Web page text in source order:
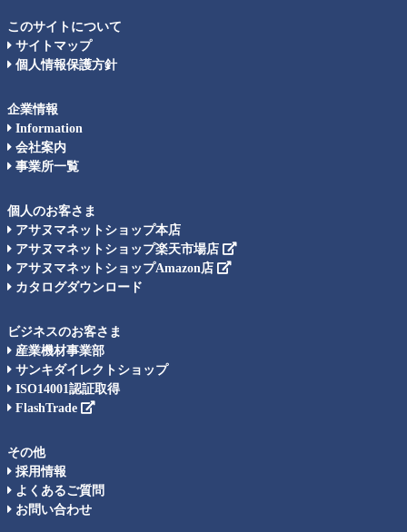
このサイトについて
サイトマップ
個人情報保護方針
企業情報
Information
会社案内
事業所一覧
個人のお客さま
アサヌマネットショップ本店
アサヌマネットショップ楽天市場店
アサヌマネットショップAmazon店
カタログダウンロード
ビジネスのお客さま
産業機材事業部
サンキダイレクトショップ
ISO14001認証取得
FlashTrade
その他
採用情報
よくあるご質問
お問い合わせ